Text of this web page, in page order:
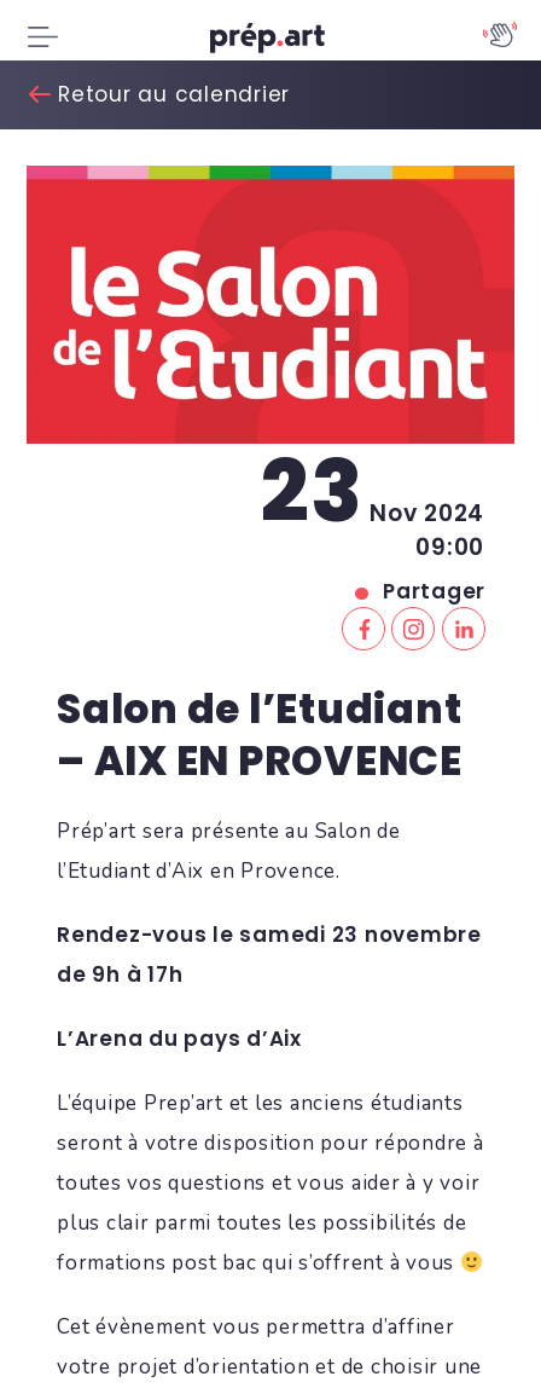
Retour au calendrier
23 Nov 2024
09:00
Partager
Salon de l’Etudiant
– AIX EN PROVENCE
Prép’art sera présente au Salon de
l’Etudiant d’Aix en Provence.
Rendez-vous le samedi 23 novembre
de 9h à 17h
L’Arena du pays d’Aix
L’équipe Prep’art et les anciens étudiants
seront à votre disposition pour répondre à
toutes vos questions et vous aider à y voir
plus clair parmi toutes les possibilités de
formations post bac qui s’offrent à vous
Cet évènement vous permettra d’affiner
votre projet d’orientation et de choisir une